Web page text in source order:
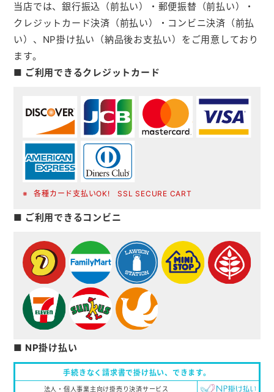
当店では、銀行振込（前払い）・郵便振替（前払い）・
クレジットカード決済（前払い）・コンビニ決済（前払
い）、NP掛け払い（納品後お支払い）をご用意しており
ます。
■ ご利用できるクレジットカード
各種カード支払いOK! SSL SECURE CART
■ ご利用できるコンビニ
■ NP掛け払い
手続きなく請求書で掛け払い、 できます。
法人・個人事業主向け掛売り決済サービス